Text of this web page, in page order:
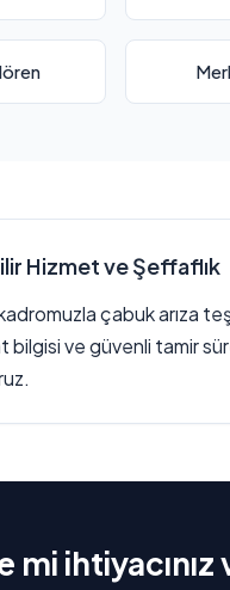
Hizmet ve Şeffaflık
çabuk arıza
bilgisi ve güvenli tamir
mi ihtiyacınız